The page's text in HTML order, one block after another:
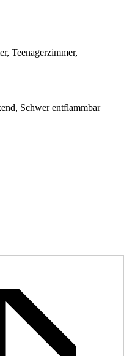
Teenagerzimmer,
Schwer entflammbar